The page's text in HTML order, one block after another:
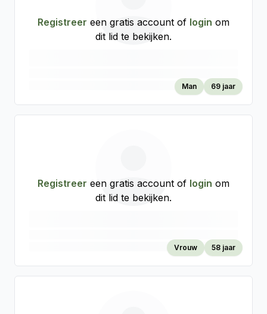
Man 69 jaar
Registreer een gratis account of login om
dit lid te bekijken.
Vrouw 58 jaar
Registreer een gratis account of login om
dit lid te bekijken.